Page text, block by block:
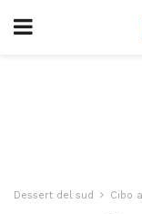
Dessert del sud Cibo